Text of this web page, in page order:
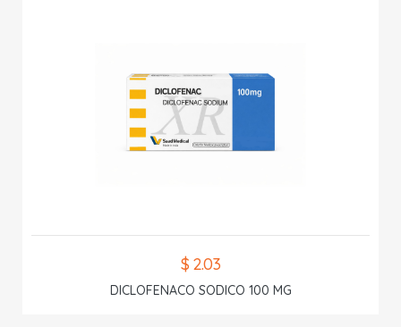
$ 2.03
DICLOFENACO SODICO 100 MG